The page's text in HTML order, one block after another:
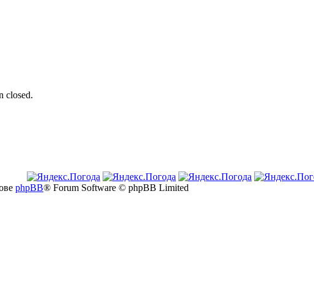
closed.
phpBB® Forum Software © phpBB Limited